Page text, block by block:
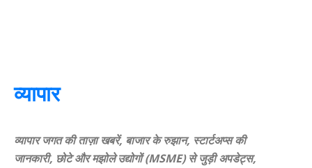
व्यापार
व्यापार जगत की ताज़ा खबरें, बाजार के रुझान, स्टार्टअप्स की
जानकारी, छोटे और मझोले उद्योगों (MSME) से जुड़ी अपडेट्स,